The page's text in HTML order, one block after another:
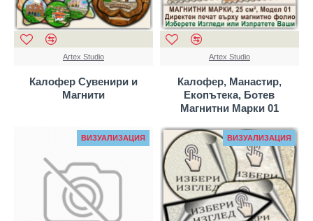
Artex Studio
Калофер Сувенири и
Магнити
Artex Studio
Калофер, Манастир,
Екопътека, Ботев
Магнитни Марки 01
ВИЗУАЛИЗАЦИЯ ВИЗУАЛИЗАЦИЯ